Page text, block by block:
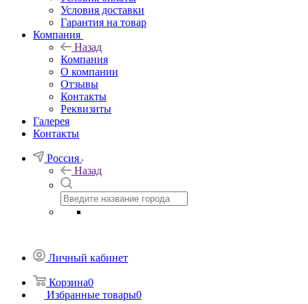
Условия доставки
Гарантия на товар
Компания
Назад
Компания
О компании
Отзывы
Контакты
Реквизиты
Галерея
Контакты
Россия
Назад
Личный кабинет
Корзина0
Избранные товары0